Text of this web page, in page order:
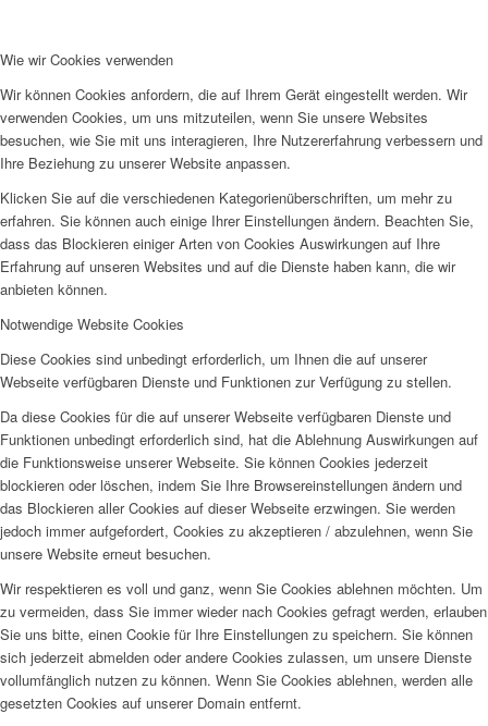
Wie wir Cookies verwenden
Wir können Cookies anfordern, die auf Ihrem Gerät eingestellt werden. Wir
verwenden Cookies, um uns mitzuteilen, wenn Sie unsere Websites
besuchen, wie Sie mit uns interagieren, Ihre Nutzererfahrung verbessern und
Ihre Beziehung zu unserer Website anpassen.
Klicken Sie auf die verschiedenen Kategorienüberschriften, um mehr zu
erfahren. Sie können auch einige Ihrer Einstellungen ändern. Beachten Sie,
dass das Blockieren einiger Arten von Cookies Auswirkungen auf Ihre
Erfahrung auf unseren Websites und auf die Dienste haben kann, die wir
anbieten können.
Notwendige Website Cookies
Diese Cookies sind unbedingt erforderlich, um Ihnen die auf unserer
Webseite verfügbaren Dienste und Funktionen zur Verfügung zu stellen.
Da diese Cookies für die auf unserer Webseite verfügbaren Dienste und
Funktionen unbedingt erforderlich sind, hat die Ablehnung Auswirkungen auf
die Funktionsweise unserer Webseite. Sie können Cookies jederzeit
blockieren oder löschen, indem Sie Ihre Browsereinstellungen ändern und
das Blockieren aller Cookies auf dieser Webseite erzwingen. Sie werden
jedoch immer aufgefordert, Cookies zu akzeptieren / abzulehnen, wenn Sie
unsere Website erneut besuchen.
Wir respektieren es voll und ganz, wenn Sie Cookies ablehnen möchten. Um
zu vermeiden, dass Sie immer wieder nach Cookies gefragt werden, erlauben
Sie uns bitte, einen Cookie für Ihre Einstellungen zu speichern. Sie können
sich jederzeit abmelden oder andere Cookies zulassen, um unsere Dienste
vollumfänglich nutzen zu können. Wenn Sie Cookies ablehnen, werden alle
gesetzten Cookies auf unserer Domain entfernt.